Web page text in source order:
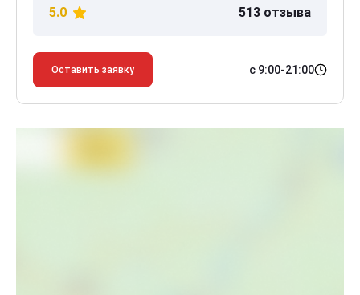
5.0 513 отзыва
Оставить заявку с 9:00-21:00